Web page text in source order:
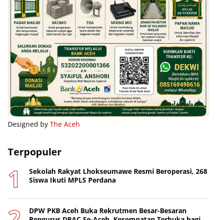
Designed by The Aceh
Terpopuler
Sekolah Rakyat Lhokseumawe Resmi Beroperasi, 268
Siswa Ikuti MPLS Perdana
DPW PKB Aceh Buka Rekrutmen Besar-Besaran